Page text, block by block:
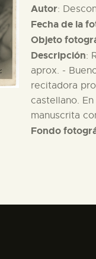
Autor:
Fecha de la
Objeto
Descripción:
aprox. -
recitadora
castellano.
manuscrita
Fondo